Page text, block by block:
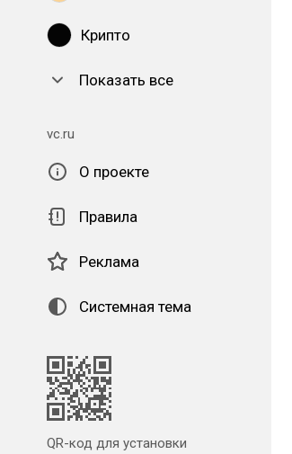
Крипто
Показать все
vc.ru
О проекте
Правила
Реклама
Системная тема
QR-код для установки